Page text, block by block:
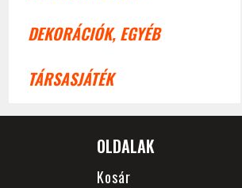
DEKORÁCIÓK, EGYÉB
TÁRSASJÁTÉK
OLDALAK
Kosár